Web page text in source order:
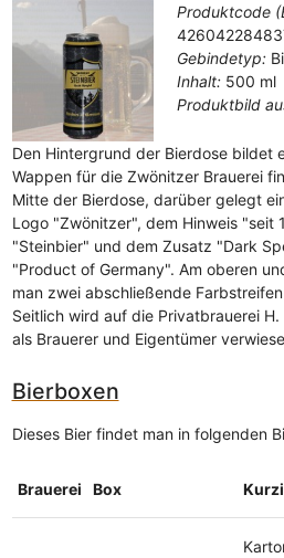
Produktcode
Gebindetyp:
Inhalt:500 ml
Produktbild
Den Hintergrund der Bierdose bildet
Wappen für die Zwönitzer Brauerei
Mitte der Bierdose, darüber gelegt
Logo "Zwönitzer", dem Hinweis "seit
"Steinbier" und dem Zusatz "Dark
"Product of Germany". Am oberen
man zwei abschließende
Seitlich wird auf die Privatbrauerei
als Brauerer und Eigentümer
Bierboxen
Dieses Bier findet man in folgenden
Brauerei Box